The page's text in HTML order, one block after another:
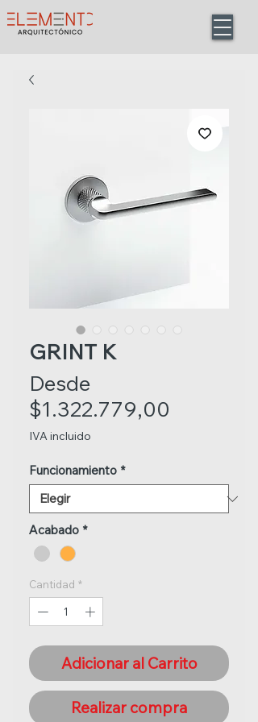
GRINT K
Desde
$1.322.779,00
IVA incluido
Funcionamiento *
Acabado *
Cantidad *
Adicionar al Carrito
Realizar compra